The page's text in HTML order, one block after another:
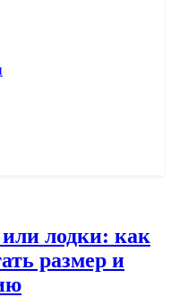
лодки: как
размер и